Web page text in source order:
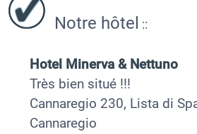
Notre hôtel ::
Hotel Minerva & Nettuno
Très bien situé !!!
Cannaregio 230, Lista di
Cannaregio